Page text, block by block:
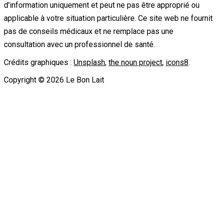
d'information uniquement et peut ne pas être approprié ou
applicable à votre situation particulière. Ce site web ne fournit
pas de conseils médicaux et ne remplace pas une
consultation avec un professionnel de santé.
Crédits graphiques : Unsplash, the noun project, icons8.
Copyright © 2026 Le Bon Lait